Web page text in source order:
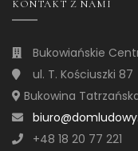
KONTAKT Z NAMI
Bukowiańskie
ul. T. Kościuszki 87
Bukowina
+48 18 20 77 221